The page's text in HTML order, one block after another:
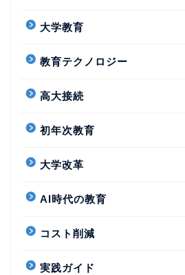
大学教育
教育テクノロジー
高大接続
初年次教育
大学改革
AI時代の教育
コスト削減
実践ガイド